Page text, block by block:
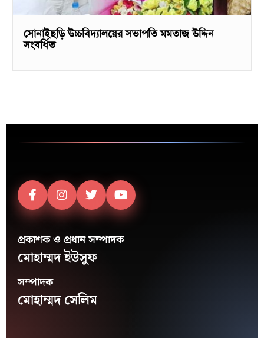
সোনাইছড়ি উচ্চবিদ্যালয়ের সভাপতি মমতাজ উদ্দিন
সংবর্ধিত
প্রকাশক ও প্রধান সম্পাদক
মোহাম্মদ ইউসুফ
সম্পাদক
মোহাম্মদ সেলিম